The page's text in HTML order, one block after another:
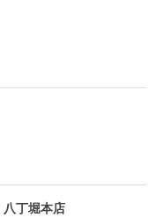
丁堀本店